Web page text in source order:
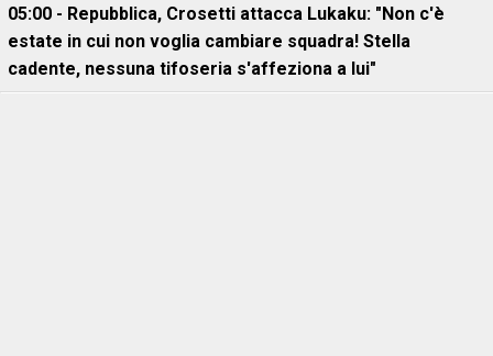
05:00 - Repubblica, Crosetti attacca Lukaku: "Non c'è
estate in cui non voglia cambiare squadra! Stella
cadente, nessuna tifoseria s'affeziona a lui"